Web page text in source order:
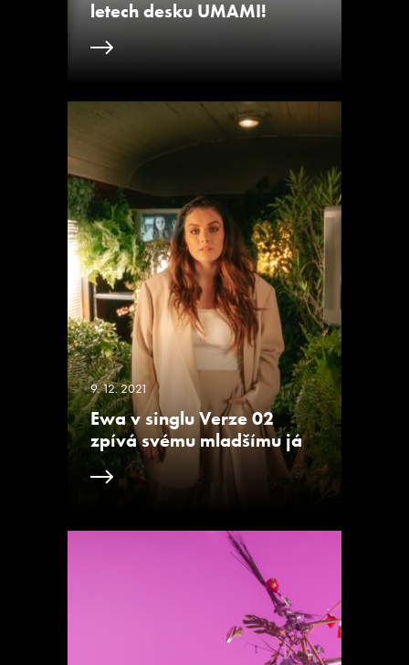
letech desku UMAMI!
9. 12. 2021
Ewa v singlu Verze 02
zpívá svému mladšímu já